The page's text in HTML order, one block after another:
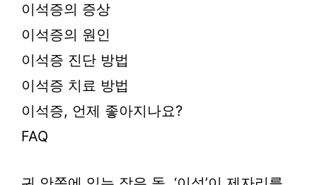
이석증의 증상
이석증의 원인
이석증 진단 방법
이석증 치료 방법
이석증, 언제 좋아지나요?
FAQ